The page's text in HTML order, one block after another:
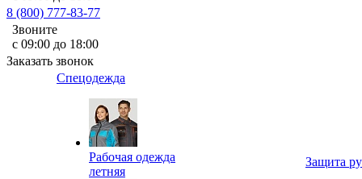
8 (800) 777-83-77
Звоните
с 09:00 до 18:00
Заказать звонок
Спецодежда
Рабочая одежда
летняя
Защита